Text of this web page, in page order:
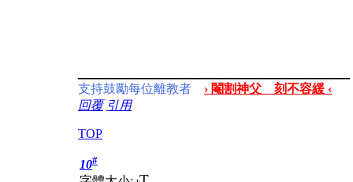
支持鼓勵每位離教者
› 閹割神父 刻不容緩 ‹
回覆 引用
TOP
10#